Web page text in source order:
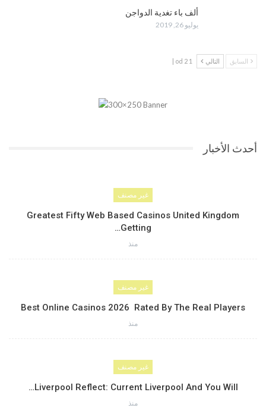
ألف باء تغدية الدواجن
يوليو 26, 2019
السابق التالي 1 od 2 |
أحدث الأخبار
غير مصنف
Greatest Fifty Web Based Casinos United Kingdom
Getting…
منذ
غير مصنف
Best Online Casinos 2026 ️ Rated By The Real Players
منذ
غير مصنف
Liverpool Reflect: Current Liverpool And You Will…
منذ